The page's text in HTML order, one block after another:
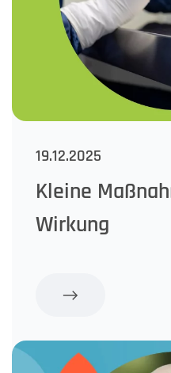
19.12.2025
Kleine
Wirkung